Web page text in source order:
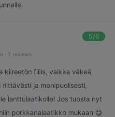
5/6
· 2 reviews
kiireetön fiilis, vaikka väkeä
riittävästi ja monipuolisesti,
lanttulaatikolle! Jos tuosta nyt
porkkanalaatikko mukaan 😋